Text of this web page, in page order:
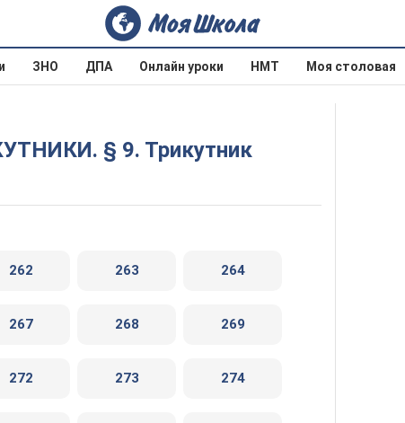
ЗНО ДПА Онлайн уроки НМТ Моя столовая
§ 9. Трикутник
262 263 264
267 268 269
272 273 274